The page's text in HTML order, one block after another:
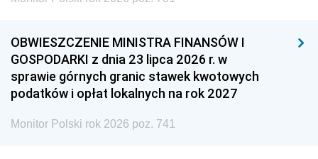
OBWIESZCZENIE MINISTRA FINANSÓW I
GOSPODARKI z dnia 23 lipca 2026 r. w
sprawie górnych granic stawek kwotowych
podatków i opłat lokalnych na rok 2027
Monitor Polski rok 2026 poz. 741